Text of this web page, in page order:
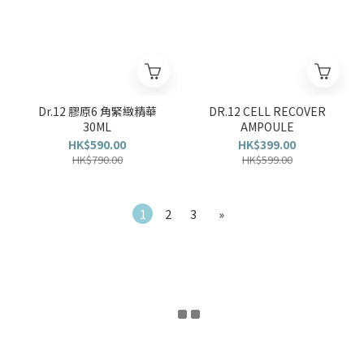
Dr.12 膠原6 角緊緻精華
30ML
HK$590.00
HK$790.00
DR.12 CELL RECOVER
AMPOULE
HK$399.00
HK$599.00
1 2 3 »